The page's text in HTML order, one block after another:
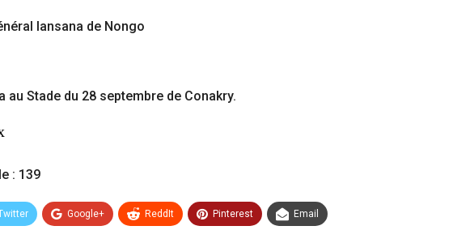
lansana de Nongo
au Stade du 28 septembre de Conakry.
: 139
Google+ ReddIt Pinterest Email